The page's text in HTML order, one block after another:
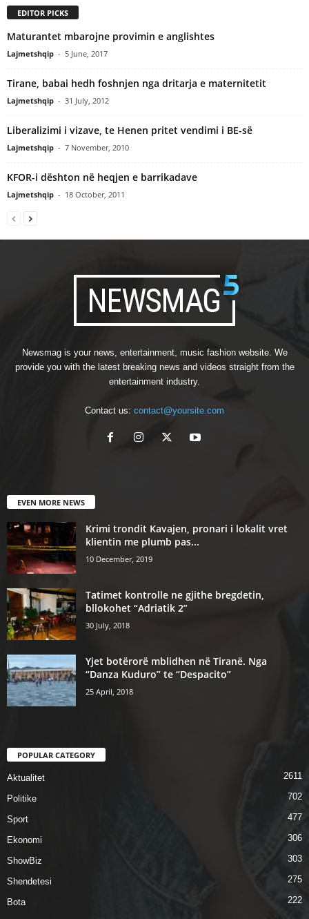
EDITOR PICKS
Maturantet mbarojne provimin e anglishtes
Lajmetshqip - 5 June, 2017
Tirane, babai hedh foshnjen nga dritarja e maternitetit
Lajmetshqip - 31 July, 2012
Liberalizimi i vizave, te Henen pritet vendimi i BE-së
Lajmetshqip - 7 November, 2010
KFOR-i dështon në heqjen e barrikadave
Lajmetshqip - 18 October, 2011
Newsmag is your news, entertainment, music fashion website. We
provide you with the latest breaking news and videos straight from the
entertainment industry.
Contact us: contact@yoursite.com
EVEN MORE NEWS
Krimi trondit Kavajen, pronari i lokalit vret
klientin me plumb pas...
10 December, 2019
Tatimet kontrolle ne gjithe bregdetin,
bllokohet “Adriatik 2”
30 July, 2018
Yjet botërorë mblidhen në Tiranë. Nga
“Danza Kuduro” te “Despacito”
25 April, 2018
POPULAR CATEGORY
Aktualitet 2611
Politike 702
Sport 477
Ekonomi 306
ShowBiz 303
Shendetesi 275
Bota 222